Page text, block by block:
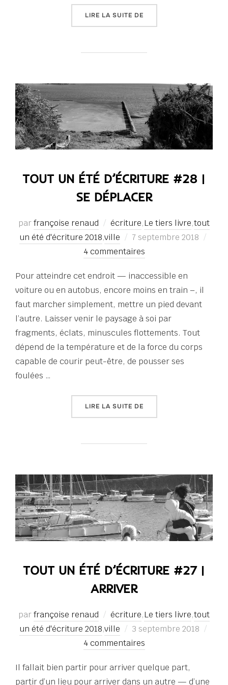
LIRE LA SUITE DE« TOUT UN ÉTÉ
TOUT UN ÉTÉ D’ÉCRITURE #28 |
SE DÉPLACER
parfrançoise renaud écriture,Le tiers livre,tout
un été d'écriture 2018,ville
Publié
le
7 septembre 2018
4 commentaires
Pour atteindre cet endroit — inaccessible en
voiture ou en autobus, encore moins en train –, il
faut marcher simplement, mettre un pied devant
l’autre. Laisser venir le paysage à soi par
fragments, éclats, minuscules flottements. Tout
dépend de la température et de la force du corps
capable de courir peut-être, de pousser ses
foulées …
LIRE LA SUITE DE« TOUT UN ÉTÉ
TOUT UN ÉTÉ D’ÉCRITURE #27 |
ARRIVER
parfrançoise renaud écriture,Le tiers livre,tout
un été d'écriture 2018,ville
Publié
le
3 septembre 2018
4 commentaires
Il fallait bien partir pour arriver quelque part,
partir d’un lieu pour arriver dans un autre — d’une